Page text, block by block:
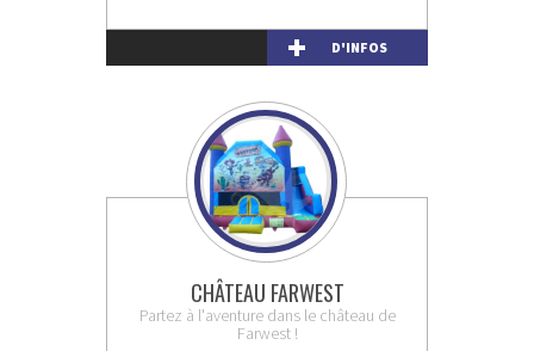
D'INFOS
CHÂTEAU FARWEST
Partez à l'aventure dans le château de
Farwest !